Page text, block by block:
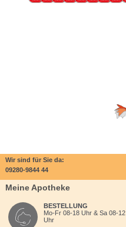
Wir sind für Sie da:
09280-9844 44
Meine Apotheke
BESTELLUNG
Mo-Fr 08-18 Uhr & Sa 08-12
Uhr